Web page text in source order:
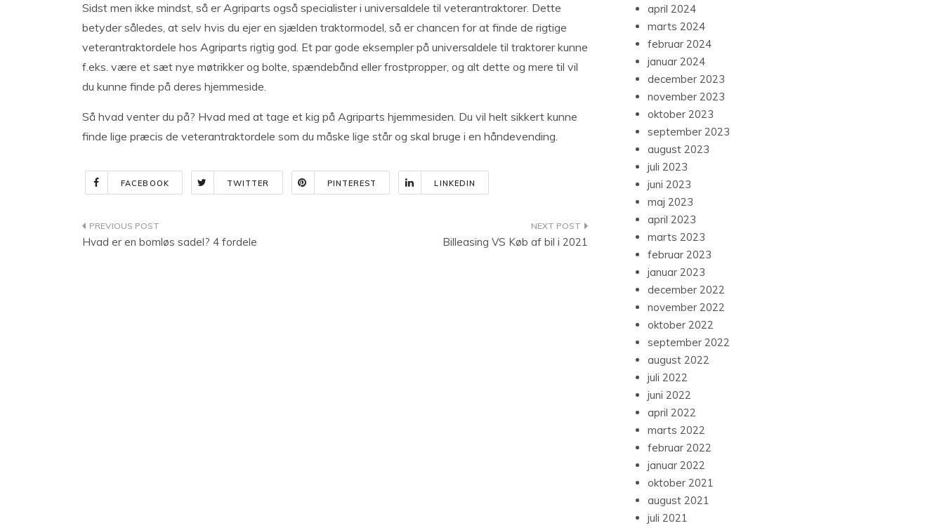
Sidst men ikke mindst, så er Agriparts også specialister i universaldele til veterantraktorer. Dette
betyder således, at selv hvis du ejer en sjælden traktormodel, så er chancen for at finde de rigtige
veterantraktordele hos Agriparts rigtig god. Et par gode eksempler på universaldele til traktorer kunne
f.eks. være et sæt nye møtrikker og bolte, spændebånd eller frostpropper, og alt dette og mere til vil
du kunne finde på deres hjemmeside.
Så hvad venter du på? Hvad med at tage et kig på Agriparts hjemmesiden. Du vil helt sikkert kunne
finde lige præcis de veterantraktordele som du måske lige står og skal bruge i en håndevending.
FACEBOOK TWITTER PINTEREST LINKEDIN
Indlægsnavigation
Hvad er en bomløs sadel? 4 fordele Billeasing VS Køb af bil i 2021
april 2024
marts 2024
februar 2024
januar 2024
december 2023
november 2023
oktober 2023
september 2023
august 2023
juli 2023
juni 2023
maj 2023
april 2023
marts 2023
februar 2023
januar 2023
december 2022
november 2022
oktober 2022
september 2022
august 2022
juli 2022
juni 2022
april 2022
marts 2022
februar 2022
januar 2022
oktober 2021
august 2021
juli 2021